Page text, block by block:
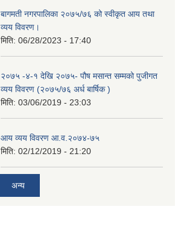
बागमती नगरपालिका २०७५/७६ को स्वीकृत आय तथा
व्यय विवरण।
मिति: 06/28/2023 - 17:40
२०७५ -४-१ देखि २०७५- पौष मसान्त सम्मको पुजीगत
व्यय विवरण (२०७५/७६ अर्ध बार्षिक )
मिति: 03/06/2019 - 23:03
आय व्यय विवरण आ.व.२०७४-७५
मिति: 02/12/2019 - 21:20
अन्य